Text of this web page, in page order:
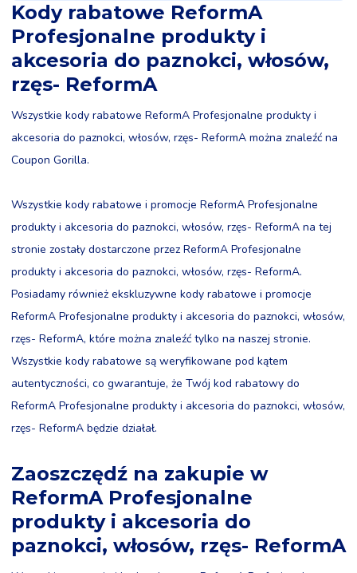
Kody rabatowe ReformA
Profesjonalne produkty i
akcesoria do paznokci, włosów,
rzęs- ReformA
Wszystkie kody rabatowe ReformA Profesjonalne produkty i
akcesoria do paznokci, włosów, rzęs- ReformA można znaleźć na
Coupon Gorilla.
Wszystkie kody rabatowe i promocje ReformA Profesjonalne
produkty i akcesoria do paznokci, włosów, rzęs- ReformA na tej
stronie zostały dostarczone przez ReformA Profesjonalne
produkty i akcesoria do paznokci, włosów, rzęs- ReformA.
Posiadamy również ekskluzywne kody rabatowe i promocje
ReformA Profesjonalne produkty i akcesoria do paznokci, włosów,
rzęs- ReformA, które można znaleźć tylko na naszej stronie.
Wszystkie kody rabatowe są weryfikowane pod kątem
autentyczności, co gwarantuje, że Twój kod rabatowy do
ReformA Profesjonalne produkty i akcesoria do paznokci, włosów,
rzęs- ReformA będzie działał.
Zaoszczędź na zakupie w
ReformA Profesjonalne
produkty i akcesoria do
paznokci, włosów, rzęs- ReformA